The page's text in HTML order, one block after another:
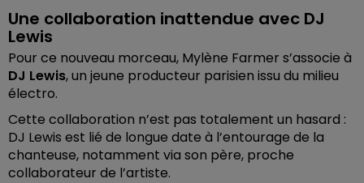
Une collaboration inattendue avec DJ
Lewis
Pour ce nouveau morceau, Mylène Farmer s’associe à
DJ Lewis, un jeune producteur parisien issu du milieu
électro.
Cette collaboration n’est pas totalement un hasard :
DJ Lewis est lié de longue date à l’entourage de la
chanteuse, notamment via son père, proche
collaborateur de l’artiste.